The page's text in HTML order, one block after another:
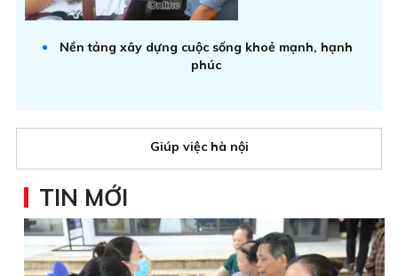
Nền tảng xây dựng cuộc sống khoẻ mạnh, hạnh
phúc
Giúp việc hà nội
TIN MỚI